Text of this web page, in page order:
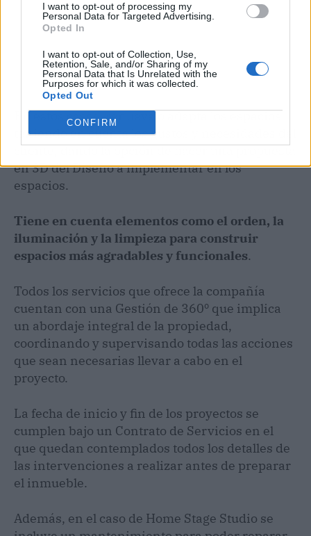
I want to opt-out of processing my
Personal Data for Targeted Advertising.
Opted In
I want to opt-out of Collection, Use,
Retention, Sale, and/or Sharing of my
Personal Data that Is Unrelated with the
Purposes for which it was collected.
Opted Out
CONFIRM
En estos casos, renueva o adapta los espacios
teniendo en cuenta los gustos y necesidades del
cliente, dando la opción de hacer una propuesta
en 3D del Diseño a implementar en los
espacios.
Tiene en cuenta elementos como el orden, la
iluminación y la limpieza para construir
espacios más agradables y funcionales.
Todos los servicios que ofrece la compañía
cuentan con una Gestión de 360º que implica
un abordaje integral de la propiedad,
coordinando y supervisando todas las acciones
que sean necesarias llevar a cabo en el
proyecto.
La fecha de inicio y fin de los proyectos se
cumplen bajo un Contrato de Servicios en el
que quedan contemplados todos los detalles de
las intervenciones a realizar antes de preparar
el inmueble.
Además, en el caso de Home Stage Studio se